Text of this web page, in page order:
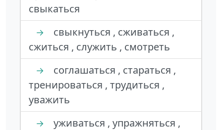
свыкаться
→
свыкнуться , сживаться ,
сжиться , служить , смотреть
→
соглашаться , стараться ,
тренироваться , трудиться ,
уважить
→
уживаться , упражняться ,